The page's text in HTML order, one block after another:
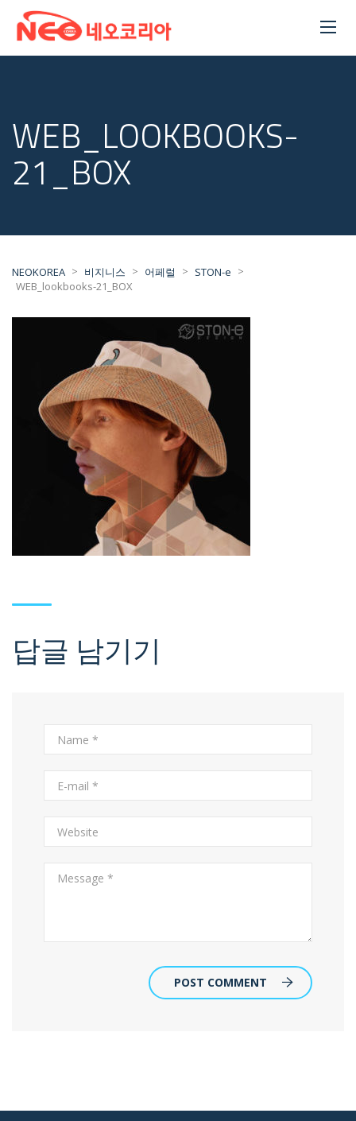
WEB_LOOKBOOKS-
21_BOX
NEOKOREA > 비지니스 > 어페럴 > STON-e >
WEB_lookbooks-21_BOX
답글 남기기
POST COMMENT